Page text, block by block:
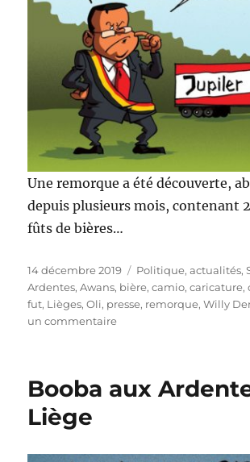
Une remorque a été découverte,
depuis plusieurs mois, contenant
fûts de bières…
Publié
le
14 décembre 2019 Catégories
Politique, actualités,
Ardentes,Awans, bière,camio,caricature,
fut, Lièges,Oli, presse, remorque,Willy
un commentairesur
bières
Booba aux
Liège